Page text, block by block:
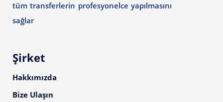
tüm transferlerin profesyonelce yapılmasını
sağlar
Şirket
Hakkımızda
Bize Ulaşın